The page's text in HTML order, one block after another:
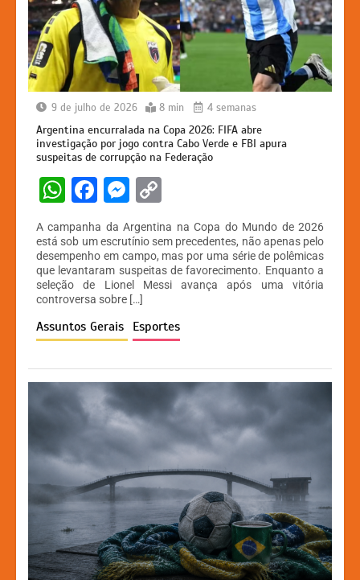
9 de julho de 2026 8 min 4 semanas
Argentina encurralada na Copa 2026: FIFA abre
investigação por jogo contra Cabo Verde e FBI apura
suspeitas de corrupção na Federação
W
at
s
A
p
p
F
a
c
e
b
o
o
k
M
s
s
e
n
g
er
p
y
Li
n
k
A campanha da Argentina na Copa do Mundo de 2026
está sob um escrutínio sem precedentes, não apenas pelo
desempenho em campo, mas por uma série de polêmicas
que levantaram suspeitas de favorecimento. Enquanto a
seleção de Lionel Messi avança após uma vitória
controversa sobre […]
Assuntos Gerais Esportes